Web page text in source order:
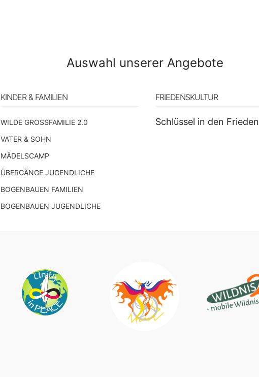
Auswahl unserer Angebote
KINDER & FAMILIEN
WILDE GROSSFAMILIE 2.0
VATER & SOHN
MÄDELSCAMP
ÜBERGÄNGE JUGENDLICHE
BOGENBAUEN FAMILIEN
BOGENBAUEN JUGENDLICHE
FRIEDENSKULTUR
Schlüssel in den Frieden